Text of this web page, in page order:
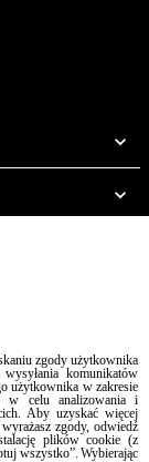
Imp. Reg. Padwa
5 000 000
I.V.A.) / C.F.
Cookie policy
zgody użytkownika
komunikatów
użytkownika w zakresie
w celu analizowania i
Aby uzyskać więcej
zgody, odwiedź
plików cookie (z
wszystko”. Wybierając